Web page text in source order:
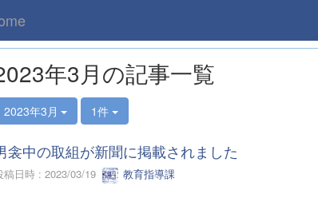
年3月の記事一覧
2023年3月 1件
衾中の取組が新聞に掲載されました
稿日時 : 2023/03/19 教育指導課